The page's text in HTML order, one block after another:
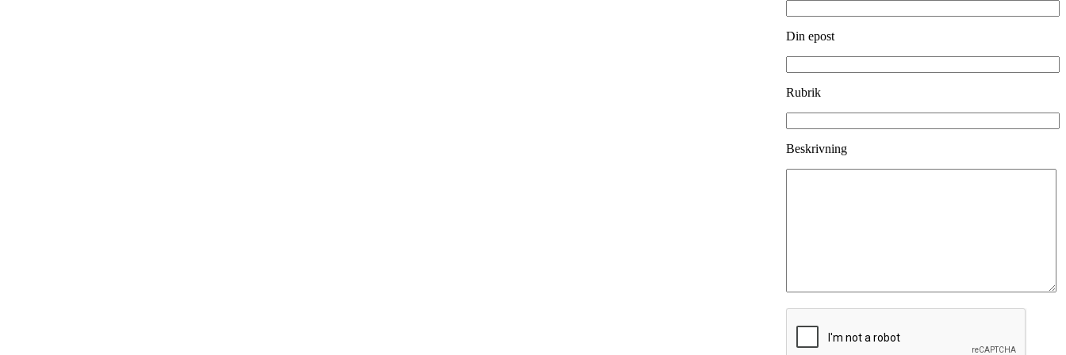
Din epost
Rubrik
Beskrivning